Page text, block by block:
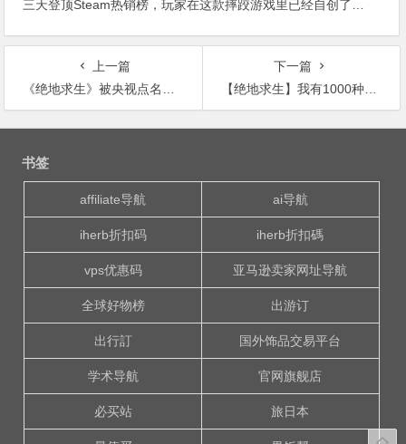
上一篇
《绝地求生》被央视点名批评：网络暴力杀人游戏！
下一篇
【绝地求生】我有1000种方法干掉你！
文
书签
affiliate导航 ai导航
iherb折扣码 iherb折扣碼
vps优惠码 亚马逊卖家网址导航
全球好物榜 出游订
出行訂 国外饰品交易平台
学术导航 官网旗舰店
必买站 旅日本